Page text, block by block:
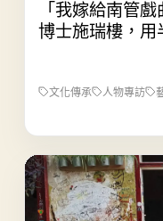
「我嫁給南管
博士施瑞樓，用
文化傳承 人物專訪